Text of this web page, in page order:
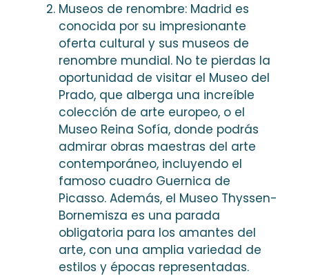
Museos de renombre: Madrid es
conocida por su impresionante
oferta cultural y sus museos de
renombre mundial. No te pierdas la
oportunidad de visitar el Museo del
Prado, que alberga una increíble
colección de arte europeo, o el
Museo Reina Sofía, donde podrás
admirar obras maestras del arte
contemporáneo, incluyendo el
famoso cuadro Guernica de
Picasso. Además, el Museo Thyssen-
Bornemisza es una parada
obligatoria para los amantes del
arte, con una amplia variedad de
estilos y épocas representadas.